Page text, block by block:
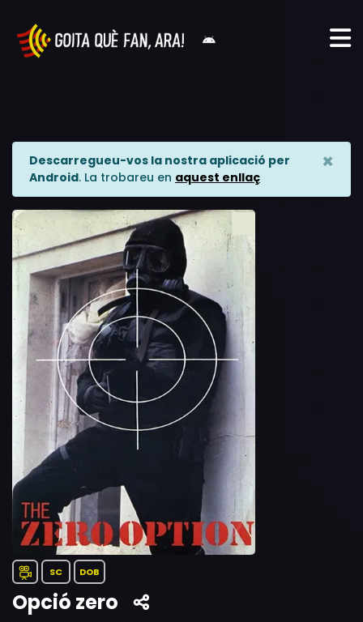
Descarregueu-vos la nostra aplicació per
Android. La trobareu en aquest enllaç
×
SC DOB
Opció zero